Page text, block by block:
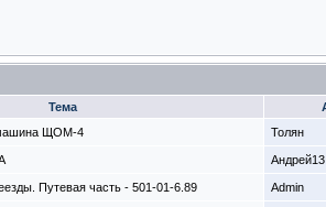
Тема
ЩОМ-4
Толян
Андрей13
Путевая часть - 501-01-6.89 Admin